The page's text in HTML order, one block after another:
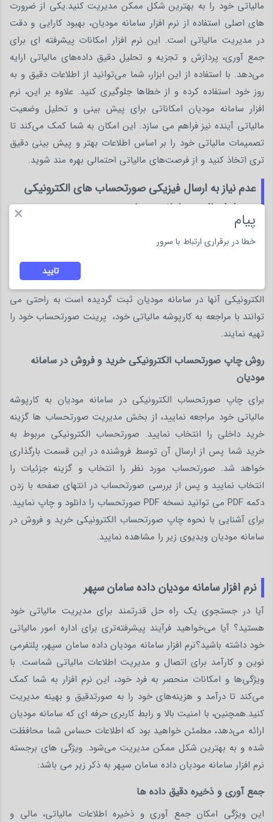
مالیاتی خود را به بهترین شکل ممکن مدیریت کنید.یکی از ضرورت‌
های اصلی استفاده از نرم افزار سامانه مودیان، بهبود کارایی و دقت
در مدیریت مالیاتی است. این نرم افزار امکانات پیشرفته‌ ای برای
جمع آوری، پردازش و تجزیه و تحلیل دقیق داده‌های مالیاتی ارایه
می‌دهد. با استفاده از این ابزار، شما می‌توانید از اطلاعات دقیق و به‌
روز خود استفاده کرده و از خطاها جلوگیری کنید. علاوه بر این، نرم
افزار سامانه مودیان امکاناتی برای پیش بینی و تحلیل وضعیت
مالیاتی آینده نیز فراهم می ‌سازد. این امکان به شما کمک می‌کند تا
تصمیمات مالیاتی خود را بر اساس اطلاعات بهتر و پیش بینی دقیق‌
تری اتخاذ کنید و از فرصت‌های مالیاتی احتمالی بهره ‌مند شوید.
عدم نیاز به ارسال فیزیکی صورتحساب های الکترونیکی
پس از ارسال به سامانه مودیان
با توجه به الزام ارسال صورتحساب های الکترونیکی به سامانه مودیان
توسط تمامی اشخاص مشمول قانون پایانه های فروشگاهی و سامانه
مودیان، نیازی به فرایند زمان بر ارسال فیزیکی صورتحساب های
الکترونیکی برای خریدران نیست. خریدارانی که صورتحساب
الکترونیکی آنها در سامانه مودیان ثبت گردیده است به راحتی می
توانند با مراجعه به کارپوشه مالیاتی خود، پرینت صورتحساب خود را
تهیه نمایند.
روش چاپ صورتحساب الکترونیکی خرید و فروش در سامانه
مودیان
برای چاپ صورتحساب الکترونیکی در سامانه مودیان به کارپوشه
مالیاتی خود مراجعه نمایید، از بخش مدیریت صورتحساب ها گزینه
خرید داخلی را انتخاب نمایید. صورتحساب الکترونیکی مربوط به
خرید شما پس از ارسال آن توسط فروشنده در این قسمت بارگذاری
خواهد شد. صورتحساب مورد نظر را انتخاب و گزینه جزئیات را
انتخاب نمایید و پس از بررسی صورتحساب در انتهای صفحه با زدن
دکمه PDF می توانید نسخه PDF صورتحساب را دانلود و چاپ نمایید.
برای آشنایی با نحوه چاپ صورتحساب الکترونیکی خرید و فروش در
سامانه مودیان ویدیوی زیر را مشاهده نمایید.
نرم افزار سامانه مودیان داده سامان سپهر
آیا در جستجوی یک راه حل قدرتمند برای مدیریت مالیاتی خود
هستید؟ آیا می‌خواهید فرآیند پیشرفته‌تری برای اداره امور مالیاتی
خود داشته باشید؟نرم افزار سامانه مودیان داده سامان سپهر، پلتفرمی
نوین و کارآمد برای اتصال و مدیریت اطلاعات مالیاتی شماست. با
ویژگی‌ها و امکانات منحصر به فرد خود، این نرم افزار به شما کمک
می‌کند تا درآمد و هزینه‌های خود را به صورتدقیق و بهینه مدیریت
کنید.همچنین، با امنیت بالا و رابط کاربری حرفه ای که سامانه مودیان
ارائه می‌دهد، مطمئن خواهید بود که اطلاعات حساس شما محافظت
شده و به بهترین شکل ممکن مدیریت می‌شود. ویژگی های برجسته
نرم افزار سامانه مودیان داده سامان سپهر به ذکر زیر می باشد:
جمع آوری و ذخیره دقیق داده‌ ها
این ویژگی امکان جمع آوری و ذخیره اطلاعات مالیاتی، مالی و
× پیام
خطا در برقراری ارتباط با سرور
تایید